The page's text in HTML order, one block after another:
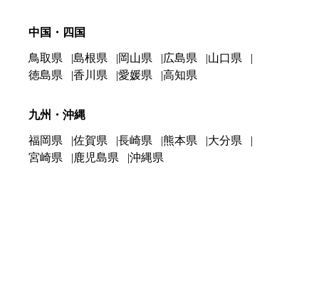
中国・四国
鳥取県 島根県 岡山県 広島県
山口県
徳島県
香川県 愛媛県 高知県
九州・沖縄
福岡県 佐賀県 長崎県 熊本県
大分県
宮崎県
鹿児島県 沖縄県